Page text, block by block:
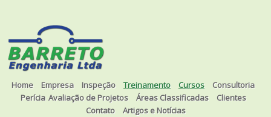
Home Empresa Inspeção Treinamento Cursos
Consultoria
Perícia Avaliação de Projetos Áreas Classificadas
Clientes
Contato
Artigos e Notícias